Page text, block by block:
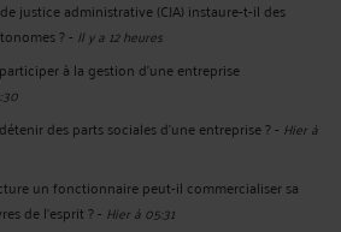
de justice administrative (CJA) instaure-t-il des
?- Il y a 12 heures
à la gestion d’une entreprise
des parts sociales d’une entreprise ?- Hier à
un fonctionnaire peut-il commercialiser sa
de l’esprit ?- Hier à 05:31